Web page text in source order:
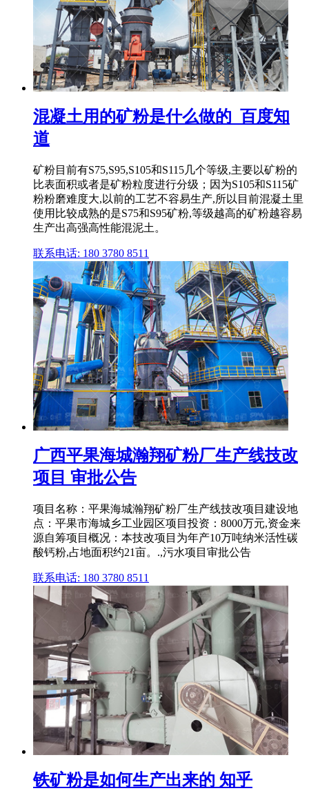
混凝土用的矿粉是什么做的_百度知
道
矿粉目前有S75,S95,S105和S115几个等级,主要以矿粉的
比表面积或者是矿粉粒度进行分级；因为S105和S115矿
粉粉磨难度大,以前的工艺不容易生产,所以目前混凝土里
使用比较成熟的是S75和S95矿粉,等级越高的矿粉越容易
生产出高强高性能混泥土。
联系电话: 180 3780 8511
广西平果海城瀚翔矿粉厂生产线技改
项目 审批公告
项目名称：平果海城瀚翔矿粉厂生产线技改项目建设地
点：平果市海城乡工业园区项目投资：8000万元,资金来
源自筹项目概况：本技改项目为年产10万吨纳米活性碳
酸钙粉,占地面积约21亩。.,污水项目审批公告
联系电话: 180 3780 8511
铁矿粉是如何生产出来的 知乎